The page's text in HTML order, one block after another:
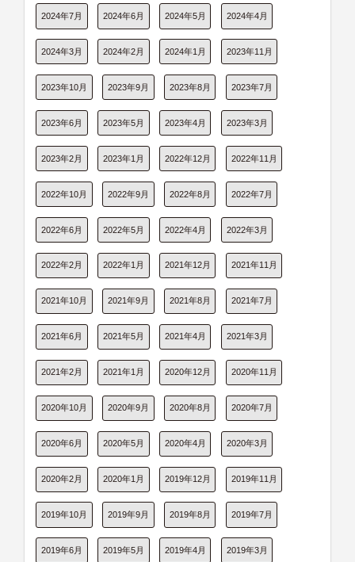
2024年7月 2024年6月 2024年5月 2024年4月
2024年3月 2024年2月 2024年1月 2023年11月
2023年10月 2023年9月 2023年8月 2023年7月
2023年6月 2023年5月 2023年4月 2023年3月
2023年2月 2023年1月 2022年12月 2022年11月
2022年10月 2022年9月 2022年8月 2022年7月
2022年6月 2022年5月 2022年4月 2022年3月
2022年2月 2022年1月 2021年12月 2021年11月
2021年10月 2021年9月 2021年8月 2021年7月
2021年6月 2021年5月 2021年4月 2021年3月
2021年2月 2021年1月 2020年12月 2020年11月
2020年10月 2020年9月 2020年8月 2020年7月
2020年6月 2020年5月 2020年4月 2020年3月
2020年2月 2020年1月 2019年12月 2019年11月
2019年10月 2019年9月 2019年8月 2019年7月
2019年6月 2019年5月 2019年4月 2019年3月